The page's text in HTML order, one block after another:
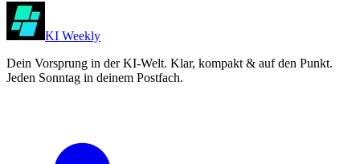
KI Weekly
Dein Vorsprung in der KI-Welt. Klar, kompakt & auf den Punkt.
Jeden Sonntag in deinem Postfach.